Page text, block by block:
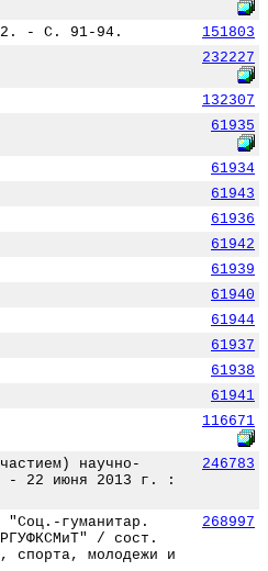
2. - С. 91-94.
151803
232227
132307
61935
61934
61943
61936
61942
61939
61940
61944
61937
61938
61941
116671
научно-
- 22 июня 2013 г. :
246783
"Соц.-гуманитар.
/ сост.
спорта, молодежи и
268997